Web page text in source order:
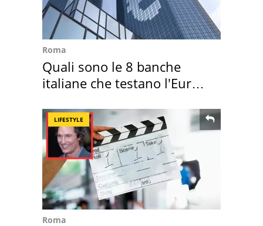
Roma
Quali sono le 8 banche
italiane che testano l'Euro
LIFESTYLE
Roma